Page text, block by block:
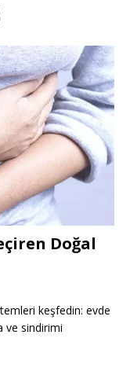
Doğal
keşfedin: evde
ve sindirimi